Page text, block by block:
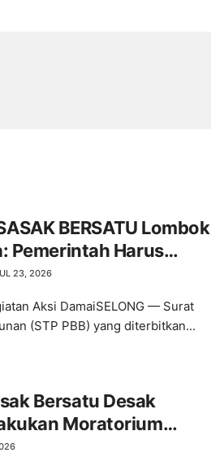
BERSATU Lombok
Pemerintah Harus
Kolonial
23, 2026
Aksi DamaiSELONG — Surat
(STP PBB) yang diterbitkan...
Bersatu Desak
Moratorium
Polri